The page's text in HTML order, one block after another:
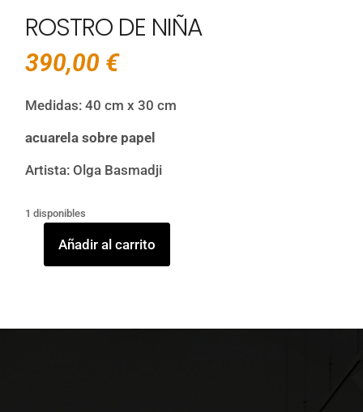
ROSTRO DE NIÑA
390,00 €
Medidas: 40 cm x 30 cm
acuarela sobre papel
Artista: Olga Basmadji
1 disponibles
RostroAñadir al carrito